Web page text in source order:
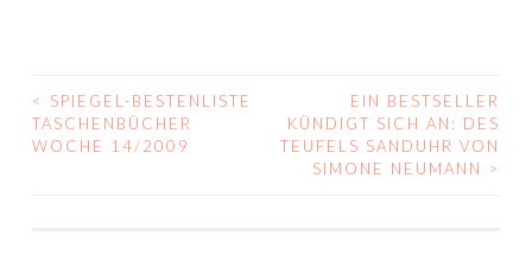
BEITRAGS-
NAVIGATION
<
SPIEGEL-BESTENLISTE
TASCHENBÜCHER
WOCHE 14/2009
EIN BESTSELLER
KÜNDIGT SICH AN: DES
TEUFELS SANDUHR VON
SIMONE NEUMANN
>